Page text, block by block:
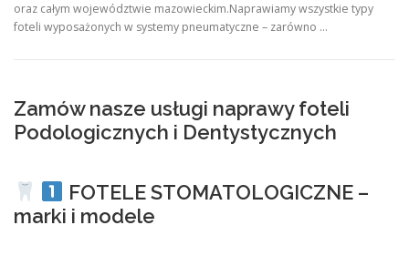
oraz całym województwie mazowieckim.Naprawiamy wszystkie typy
foteli wyposażonych w systemy pneumatyczne – zarówno …
Zamów nasze usługi naprawy foteli
Podologicznych i Dentystycznych
FOTELE STOMATOLOGICZNE –
marki i modele